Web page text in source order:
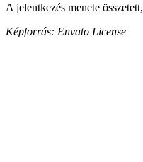
A jelentkezés menete
Képforrás: Envato License